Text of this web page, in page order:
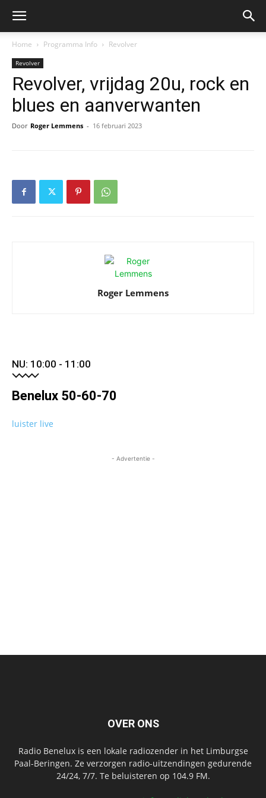
Home Programma Info Revolver
Revolver
Revolver, vrijdag 20u, rock en
blues en aanverwanten
Door Roger Lemmens - 16 februari 2023
Roger Lemmens
NU: 10:00 - 11:00
Benelux 50-60-70
luister live
- Advertentie -
OVER ONS
Radio Benelux is een lokale radiozender in het Limburgse
Paal-Beringen. Ze verzorgen radio-uitzendingen gedurende
24/24, 7/7. Te beluisteren op 104.9 FM.